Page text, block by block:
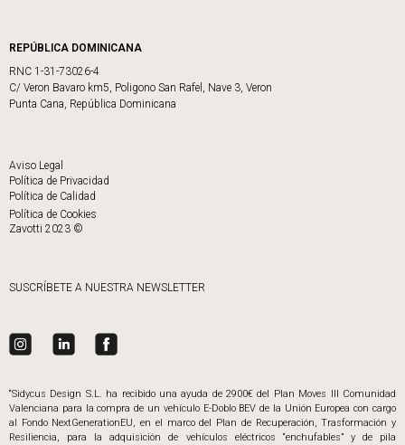
REPÚBLICA DOMINICANA
RNC 1-31-73026-4
C/ Veron Bavaro km5, Poligono San Rafel, Nave 3, Veron
Punta Cana, República Dominicana
Aviso Legal
Política de Privacidad
Política de Calidad
Política de Cookies
Zavotti 2023 ©
SUSCRÍBETE A NUESTRA NEWSLETTER
“Sidycus Design S.L. ha recibido una ayuda de 2900€ del Plan Moves III Comunidad
Valenciana para la compra de un vehículo E-Doblo BEV de la Unión Europea con cargo
al Fondo NextGenerationEU, en el marco del Plan de Recuperación, Trasformación y
Resiliencia, para la adquisición de vehículos eléctricos “enchufables” y de pila